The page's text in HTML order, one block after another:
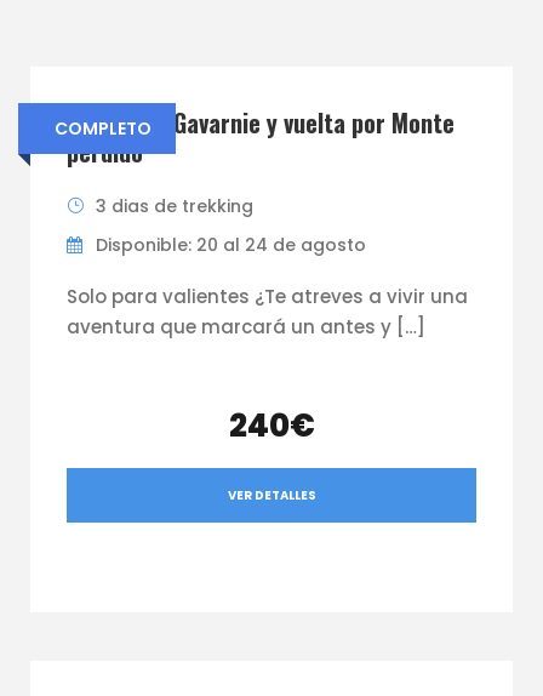
COMPLETO
De Torla a Gavarnie y vuelta por Monte
perdido
3 dias de trekking
Disponible: 20 al 24 de agosto
Solo para valientes ¿Te atreves a vivir una
aventura que marcará un antes y […]
240€
VER DETALLES